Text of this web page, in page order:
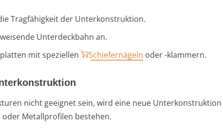
Tragfähigkeit der Unterkonstruktion.
Unterdeckbahn an.
mit speziellen
Schiefernägeln oder -klammern.
nicht geeignet sein, wird eine neue Unterkonstruktion
Metallprofilen bestehen.